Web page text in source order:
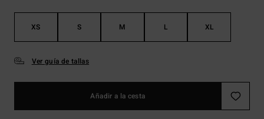
XS S M L XL
Ver guía de tallas
Añadir a la cesta